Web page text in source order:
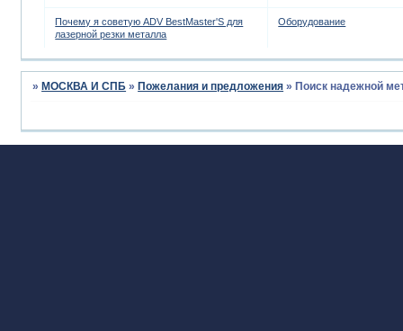
Почему я советую ADV BestMaster'S для
лазерной резки металла
Оборудование
» МОСКВА И СПБ » Пожелания и предложения » Поиск надежной